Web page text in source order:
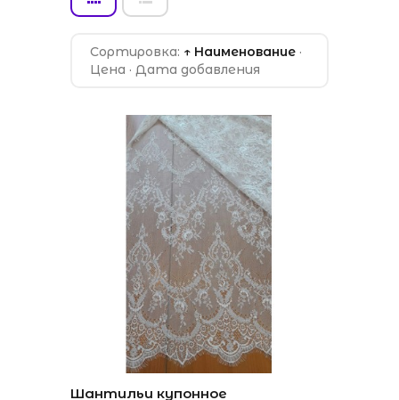
Сортировка: ↑ Наименование ·
Цена · Дата добавления
Шантильи купонное